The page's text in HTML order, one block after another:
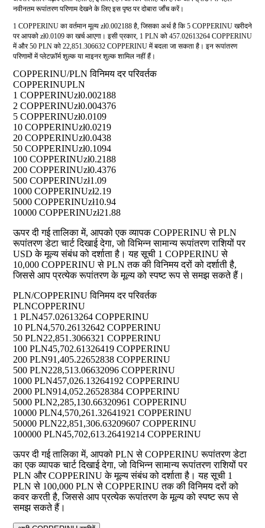
नवीनतम रूपांतरण परिणाम देखने के लिए इस पृष्ठ पर दोबारा जाँच करें।
1 COPPERINU का वर्तमान मूल्य zł0.002188 है, जिसका अर्थ है कि 5 COPPERINU खरीदने
पर आपको zł0.0109 का खर्च आएगा। इसी प्रकार, 1 PLN को 457.02613264 COPPERINU
में और 50 PLN को 22,851.306632 COPPERINU में बदला जा सकता है। इन रूपांतरण
परिणामों में प्लेटफ़ॉर्म शुल्क या माइनर शुल्क शामिल नहीं हैं।
COPPERINU/PLN विनिमय दर परिवर्तक
COPPERINUPLN
1 COPPERINUzł0.002188
2 COPPERINUzł0.004376
5 COPPERINUzł0.0109
10 COPPERINUzł0.0219
20 COPPERINUzł0.0438
50 COPPERINUzł0.1094
100 COPPERINUzł0.2188
200 COPPERINUzł0.4376
500 COPPERINUzł1.09
1000 COPPERINUzł2.19
5000 COPPERINUzł10.94
10000 COPPERINUzł21.88
ऊपर दी गई तालिका में, आपको एक व्यापक COPPERINU से PLN
रूपांतरण डेटा चार्ट दिखाई देगा, जो विभिन्न सामान्य रूपांतरण राशियों पर
USD के मूल्य संबंध को दर्शाता है। यह सूची 1 COPPERINU से
10,000 COPPERINU से PLN तक की विनिमय दरों को दर्शाती है,
जिससे आप प्रत्येक रूपांतरण के मूल्य को स्पष्ट रूप से समझ सकते हैं।
PLN/COPPERINU विनिमय दर परिवर्तक
PLNCOPPERINU
1 PLN457.02613264 COPPERINU
10 PLN4,570.26132642 COPPERINU
50 PLN22,851.3066321 COPPERINU
100 PLN45,702.61326419 COPPERINU
200 PLN91,405.22652838 COPPERINU
500 PLN228,513.06632096 COPPERINU
1000 PLN457,026.13264192 COPPERINU
2000 PLN914,052.26528384 COPPERINU
5000 PLN2,285,130.66320961 COPPERINU
10000 PLN4,570,261.32641921 COPPERINU
50000 PLN22,851,306.63209607 COPPERINU
100000 PLN45,702,613.26419214 COPPERINU
ऊपर दी गई तालिका में, आपको PLN से COPPERINU रूपांतरण डेटा
का एक व्यापक चार्ट दिखाई देगा, जो विभिन्न सामान्य रूपांतरण राशियों पर
PLN और COPPERINU के मूल्य संबंध को दर्शाता है। यह सूची 1
PLN से 100,000 PLN से COPPERINU तक की विनिमय दरों को
कवर करती है, जिससे आप प्रत्येक रूपांतरण के मूल्य को स्पष्ट रूप से
समझ सकते हैं।